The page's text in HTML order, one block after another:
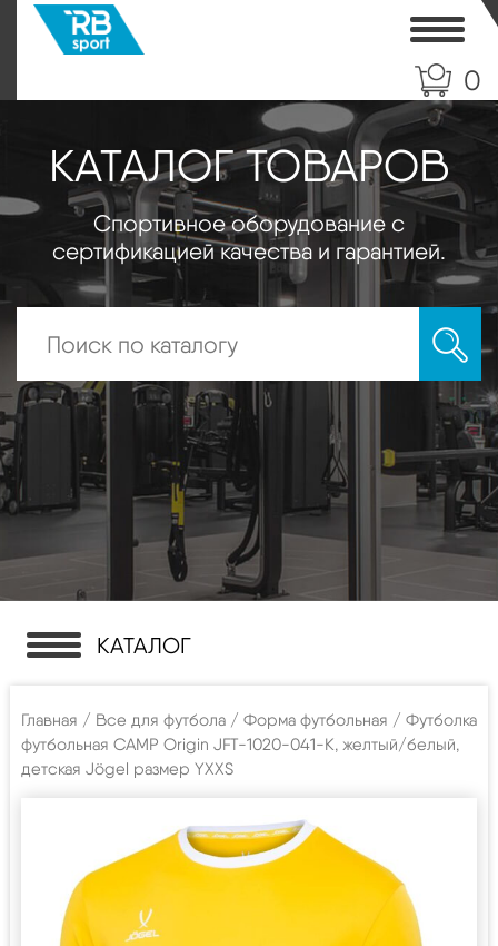
0
КАТАЛОГ ТОВАРОВ
Спортивное оборудование с
сертификацией качества и гарантией.
КАТАЛОГ
Главная / Все для футбола / Форма футбольная / Футболка
футбольная CAMP Origin JFT-1020-041-K, желтый/белый,
детская Jögel размер YXXS